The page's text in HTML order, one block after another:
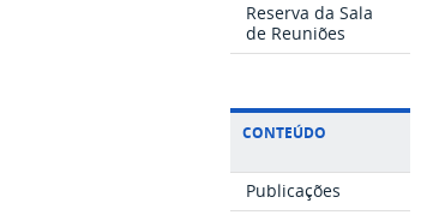
Reserva da Sala
de Reuniões
CONTEÚDO
Publicações